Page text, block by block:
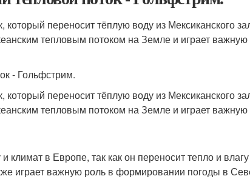
который переносит тёплую воду из Мексиканского
тепловым потоком на Земле и играет важную
- Гольфстрим.
который переносит тёплую воду из Мексиканского
тепловым потоком на Земле и играет важную
климат в Европе, так как он переносит тепло и
играет важную роль в формировании погоды в